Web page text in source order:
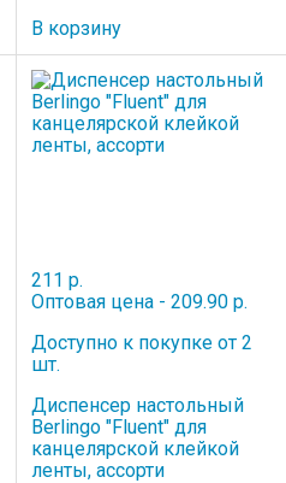
В корзину
211 р.
Оптовая цена - 209.90 р.
Доступно к покупке от 2
шт.
Диспенсер настольный
Berlingo "Fluent" для
канцелярской клейкой
ленты, ассорти